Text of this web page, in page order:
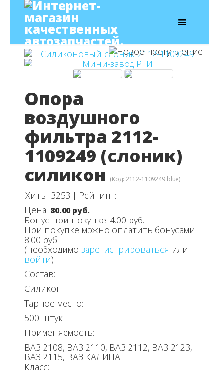
Опора
воздушного
фильтра 2112-
1109249 (слоник)
силикон (Код: 2112-1109249 blue)
Хиты: 3253 | Рейтинг:
Цена: 80.00 руб.
Бонус при покупке: 4.00 руб.
При покупке можно оплатить бонусами:
8.00 руб.
(необходимо зарегистрироваться или
войти)
Состав:
Силикон
Тарное место:
500 штук
Применяемость:
ВАЗ 2108, ВАЗ 2110, ВАЗ 2112, ВАЗ 2123,
ВАЗ 2115, ВАЗ КАЛИНА
Класс: